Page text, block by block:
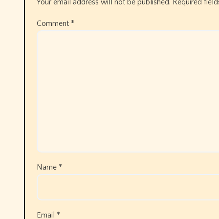
Your email address will not be published. Required
Comment *
Name *
Email *